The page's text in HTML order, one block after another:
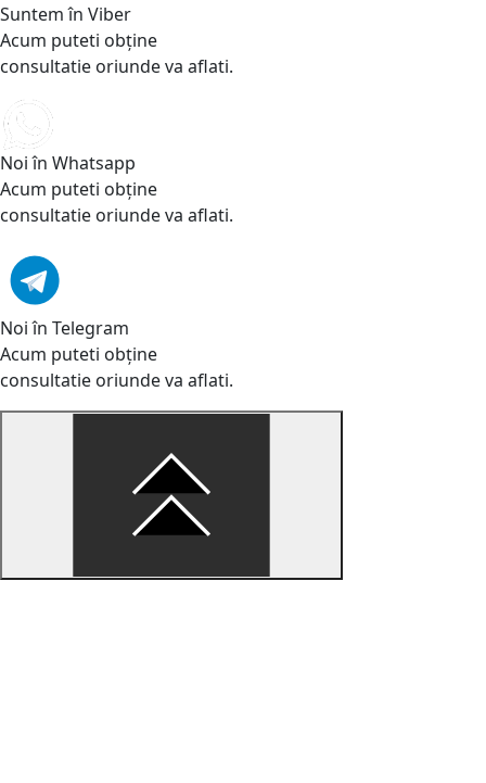
Suntem în Viber
Acum puteti obține
consultatie oriunde va aflati.
Noi în Whatsapp
Acum puteti obține
consultatie oriunde va aflati.
Noi în Telegram
Acum puteti obține
consultatie oriunde va aflati.